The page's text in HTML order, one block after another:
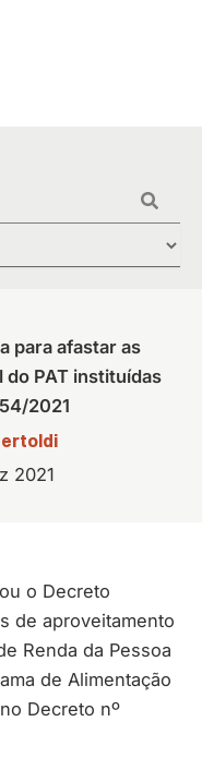
para afastar as
PAT instituídas
2021
2021
o Decreto
de aproveitamento
Renda da Pessoa
de Alimentação
Decreto nº